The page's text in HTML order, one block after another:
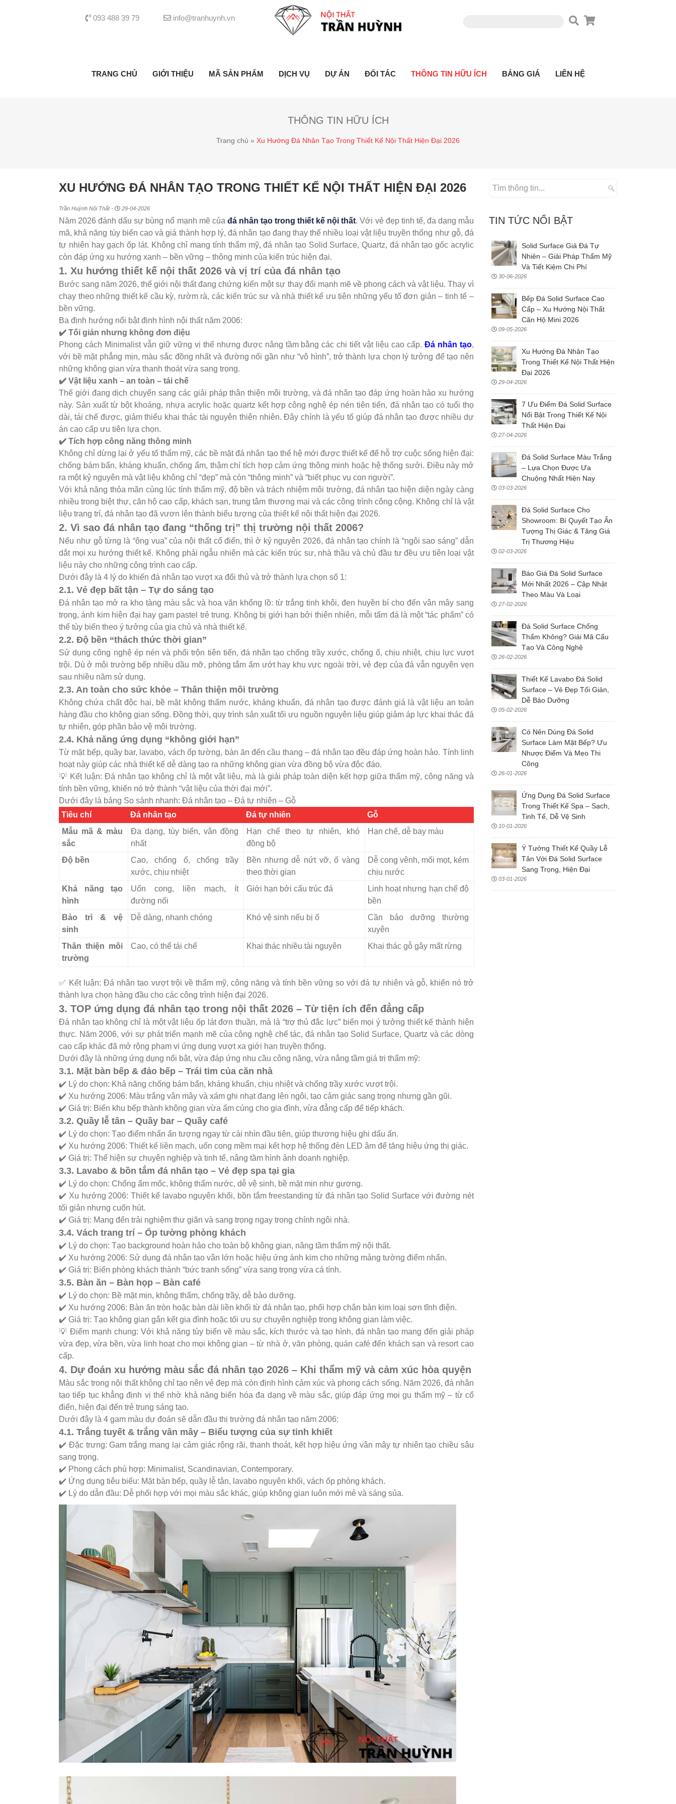
093 488 39 79 info@tranhuynh.vn
TRANG CHỦ GIỚI THIỆU MÃ SẢN PHẨM DỊCH VỤ DỰ ÁN ĐỐI TÁC THÔNG TIN HỮU ÍCH BẢNG GIÁ LIÊN HỆ
THÔNG TIN HỮU ÍCH
Trang chủ » Xu Hướng Đá Nhân Tạo Trong Thiết Kế Nội Thất Hiện Đại 2026
XU HƯỚNG ĐÁ NHÂN TẠO TRONG THIẾT KẾ NỘI THẤT HIỆN ĐẠI 2026
Trần Huỳnh Nội Thất - 29-04-2026
Năm 2026 đánh dấu sự bùng nổ mạnh mẽ của đá nhân tạo trong thiết kế nội thất. Với vẻ đẹp tinh tế, đa dạng mẫu
mã, khả năng tùy biến cao và giá thành hợp lý, đá nhân tạo đang thay thế nhiều loại vật liệu truyền thống như gỗ, đá
tự nhiên hay gạch ốp lát. Không chỉ mang tính thẩm mỹ, đá nhân tạo Solid Surface, Quartz, đá nhân tạo gốc acrylic
còn đáp ứng xu hướng xanh – bền vững – thông minh của kiến trúc hiện đại.
1. Xu hướng thiết kế nội thất 2026 và vị trí của đá nhân tạo
Bước sang năm 2026, thế giới nội thất đang chứng kiến một sự thay đổi mạnh mẽ về phong cách và vật liệu. Thay vì
chạy theo những thiết kế cầu kỳ, rườm rà, các kiến trúc sư và nhà thiết kế ưu tiên những yếu tố đơn giản – tinh tế –
bền vững.
Ba định hướng nổi bật định hình nội thất năm 2006:
✔️ Tối giản nhưng không đơn điệu
Phong cách Minimalist vẫn giữ vững vị thế nhưng được nâng tầm bằng các chi tiết vật liệu cao cấp.Đá nhân tạo,
với bề mặt phẳng mịn, màu sắc đồng nhất và đường nối gần như “vô hình”, trở thành lựa chọn lý tưởng để tạo nên
những không gian vừa thanh thoát vừa sang trọng.
✔️ Vật liệu xanh – an toàn – tái chế
Thế giới đang dịch chuyển sang các giải pháp thân thiện môi trường, và đá nhân tạo đáp ứng hoàn hảo xu hướng
này. Sản xuất từ bột khoáng, nhựa acrylic hoặc quartz kết hợp công nghệ ép nén tiên tiến, đá nhân tạo có tuổi thọ
dài, tái chế được, giảm thiểu khai thác tài nguyên thiên nhiên. Đây chính là yếu tố giúp đá nhân tạo được nhiều dự
án cao cấp ưu tiên lựa chọn.
✔️ Tích hợp công năng thông minh
Không chỉ dừng lại ở yếu tố thẩm mỹ, các bề mặt đá nhân tạo thế hệ mới được thiết kế để hỗ trợ cuộc sống hiện đại:
chống bám bẩn, kháng khuẩn, chống ẩm, thậm chí tích hợp cảm ứng thông minh hoặc hệ thống sưởi. Điều này mở
ra một kỷ nguyên mà vật liệu không chỉ “đẹp” mà còn “thông minh” và “biết phục vụ con người”.
Với khả năng thỏa mãn cùng lúc tính thẩm mỹ, độ bền và trách nhiệm môi trường, đá nhân tạo hiện diện ngày càng
nhiều trong biệt thự, căn hộ cao cấp, khách sạn, trung tâm thương mại và các công trình công cộng. Không chỉ là vật
liệu trang trí, đá nhân tạo đã vươn lên thành biểu tượng của thiết kế nội thất hiện đại 2026.
2. Vì sao đá nhân tạo đang “thống trị” thị trường nội thất 2006?
Nếu như gỗ từng là “ông vua” của nội thất cổ điển, thì ở kỷ nguyên 2026, đá nhân tạo chính là “ngôi sao sáng” dẫn
dắt mọi xu hướng thiết kế. Không phải ngẫu nhiên mà các kiến trúc sư, nhà thầu và chủ đầu tư đều ưu tiên loại vật
liệu này cho những công trình cao cấp.
Dưới đây là 4 lý do khiến đá nhân tạo vượt xa đối thủ và trở thành lựa chọn số 1:
2.1. Vẻ đẹp bất tận – Tự do sáng tạo
Đá nhân tạo mở ra kho tàng màu sắc và hoa văn khổng lồ: từ trắng tinh khôi, đen huyền bí cho đến vân mây sang
trọng, ánh kim hiện đại hay gam pastel trẻ trung. Không bị giới hạn bởi thiên nhiên, mỗi tấm đá là một “tác phẩm” có
thể tùy biến theo ý tưởng của gia chủ và nhà thiết kế.
2.2. Độ bền “thách thức thời gian”
Sử dụng công nghệ ép nén và phối trộn tiên tiến, đá nhân tạo chống trầy xước, chống ố, chịu nhiệt, chịu lực vượt
trội. Dù ở môi trường bếp nhiều dầu mỡ, phòng tắm ẩm ướt hay khu vực ngoài trời, vẻ đẹp của đá vẫn nguyên vẹn
sau nhiều năm sử dụng.
2.3. An toàn cho sức khỏe – Thân thiện môi trường
Không chứa chất độc hại, bề mặt không thấm nước, kháng khuẩn, đá nhân tạo được đánh giá là vật liệu an toàn
hàng đầu cho không gian sống. Đồng thời, quy trình sản xuất tối ưu nguồn nguyên liệu giúp giảm áp lực khai thác đá
tự nhiên, góp phần bảo vệ môi trường.
2.4. Khả năng ứng dụng “không giới hạn”
Từ mặt bếp, quầy bar, lavabo, vách ốp tường, bàn ăn đến cầu thang – đá nhân tạo đều đáp ứng hoàn hảo. Tính linh
hoạt này giúp các nhà thiết kế dễ dàng tạo ra những không gian vừa đồng bộ vừa độc đáo.
💡 Kết luận: Đá nhân tạo không chỉ là một vật liệu, mà là giải pháp toàn diện kết hợp giữa thẩm mỹ, công năng và
tính bền vững, khiến nó trở thành “vật liệu của thời đại mới”.
Dưới đây là bảng So sánh nhanh: Đá nhân tạo – Đá tự nhiên – Gỗ
Tiêu chí
Đá nhân tạo Đá tự nhiên
Gỗ
Mẫu mã & màu
sắc
Đa dạng, tùy biến, vân đồng
nhất
Hạn chế theo tự nhiên, khó
đồng bộ
Hạn chế, dễ bay màu
Độ bền
Cao, chống ố, chống trầy
xước, chịu nhiệt
Bền nhưng dễ nứt vỡ, ố vàng
theo thời gian
Dễ cong vênh, mối mọt, kém
chịu nước
Khả năng tạo
hình
Uốn cong, liền mạch, ít
đường nối
Giới hạn bởi cấu trúc đá
Linh hoạt nhưng hạn chế độ
bền
Bảo trì & vệ
sinh
Dễ dàng, nhanh chóng Khó vệ sinh nếu bị ố
Cần bảo dưỡng thường
xuyên
Thân thiện môi
trường
Cao, có thể tái chế Khai thác nhiều tài nguyên Khai thác gỗ gây mất rừng
✅ Kết luận: Đá nhân tạo vượt trội về thẩm mỹ, công năng và tính bền vững so với đá tự nhiên và gỗ, khiến nó trở
thành lựa chọn hàng đầu cho các công trình hiện đại 2026.
3. TOP ứng dụng đá nhân tạo trong nội thất 2026 – Từ tiện ích đến đẳng cấp
Đá nhân tạo không chỉ là một vật liệu ốp lát đơn thuần, mà là “trợ thủ đắc lực” biến mọi ý tưởng thiết kế thành hiện
thực. Năm 2006, với sự phát triển mạnh mẽ của công nghệ chế tác, đá nhân tạo Solid Surface, Quartz và các dòng
cao cấp khác đã mở rộng phạm vi ứng dụng vượt xa giới hạn truyền thống.
Dưới đây là những ứng dụng nổi bật, vừa đáp ứng nhu cầu công năng, vừa nâng tầm giá trị thẩm mỹ:
3.1. Mặt bàn bếp & đảo bếp – Trái tim của căn nhà
✔️ Lý do chọn: Khả năng chống bám bẩn, kháng khuẩn, chịu nhiệt và chống trầy xước vượt trội.
✔️ Xu hướng 2006: Màu trắng vân mây và xám ghi nhạt đang lên ngôi, tạo cảm giác sang trọng nhưng gần gũi.
✔️ Giá trị: Biến khu bếp thành không gian vừa ấm cúng cho gia đình, vừa đẳng cấp để tiếp khách.
3.2. Quầy lễ tân – Quầy bar – Quầy café
✔️ Lý do chọn: Tạo điểm nhấn ấn tượng ngay từ cái nhìn đầu tiên, giúp thương hiệu ghi dấu ấn.
✔️ Xu hướng 2006: Thiết kế liền mạch, uốn cong mềm mại kết hợp hệ thống đèn LED âm để tăng hiệu ứng thị giác.
✔️ Giá trị: Thể hiện sự chuyên nghiệp và tinh tế, nâng tầm hình ảnh doanh nghiệp.
3.3. Lavabo & bồn tắm đá nhân tạo – Vẻ đẹp spa tại gia
✔️ Lý do chọn: Chống ẩm mốc, không thấm nước, dễ vệ sinh, bề mặt mịn như gương.
✔️ Xu hướng 2006: Thiết kế lavabo nguyên khối, bồn tắm freestanding từ đá nhân tạo Solid Surface với đường nét
tối giản nhưng cuốn hút.
✔️ Giá trị: Mang đến trải nghiệm thư giãn và sang trọng ngay trong chính ngôi nhà.
3.4. Vách trang trí – Ốp tường phòng khách
✔️ Lý do chọn: Tạo background hoàn hảo cho toàn bộ không gian, nâng tầm thẩm mỹ nội thất.
✔️ Xu hướng 2006: Sử dụng đá nhân tạo vân lớn hoặc hiệu ứng ánh kim cho những mảng tường điểm nhấn.
✔️ Giá trị: Biến phòng khách thành “bức tranh sống” vừa sang trọng vừa cá tính.
3.5. Bàn ăn – Bàn họp – Bàn café
✔️ Lý do chọn: Bề mặt mịn, không thấm, chống trầy, dễ bảo dưỡng.
✔️ Xu hướng 2006: Bàn ăn tròn hoặc bàn dài liền khối từ đá nhân tạo, phối hợp chân bàn kim loại sơn tĩnh điện.
✔️ Giá trị: Tạo không gian gắn kết gia đình hoặc tối ưu sự chuyên nghiệp trong không gian làm việc.
💡 Điểm mạnh chung: Với khả năng tùy biến về màu sắc, kích thước và tạo hình, đá nhân tạo mang đến giải pháp
vừa đẹp, vừa bền, vừa linh hoạt cho mọi không gian – từ nhà ở, văn phòng, quán café đến khách sạn và resort cao
cấp.
4. Dự đoán xu hướng màu sắc đá nhân tạo 2026 – Khi thẩm mỹ và cảm xúc hòa quyện
Màu sắc trong nội thất không chỉ tạo nên vẻ đẹp mà còn định hình cảm xúc và phong cách sống. Năm 2026, đá nhân
tạo tiếp tục khẳng định vị thế nhờ khả năng biến hóa đa dạng về màu sắc, giúp đáp ứng mọi gu thẩm mỹ – từ cổ
điển, hiện đại đến trẻ trung sáng tạo.
Dưới đây là 4 gam màu dự đoán sẽ dẫn đầu thị trường đá nhân tạo năm 2006:
4.1. Trắng tuyết & trắng vân mây – Biểu tượng của sự tinh khiết
✔️ Đặc trưng: Gam trắng mang lại cảm giác rộng rãi, thanh thoát, kết hợp hiệu ứng vân mây tự nhiên tạo chiều sâu
sang trọng.
✔️ Phong cách phù hợp: Minimalist, Scandinavian, Contemporary.
✔️ Ứng dụng tiêu biểu: Mặt bàn bếp, quầy lễ tân, lavabo nguyên khối, vách ốp phòng khách.
✔️ Lý do dẫn đầu: Dễ phối hợp với mọi màu sắc khác, giúp không gian luôn mới mẻ và sáng sủa.
TIN TỨC NỔI BẬT
Solid Surface Giả Đá Tự
Nhiên – Giải Pháp Thẩm Mỹ
Và Tiết Kiệm Chi Phí
30-06-2026
Bếp Đá Solid Surface Cao
Cấp – Xu Hướng Nội Thất
Căn Hộ Mini 2026
09-05-2026
Xu Hướng Đá Nhân Tạo
Trong Thiết Kế Nội Thất Hiện
Đại 2026
29-04-2026
7 Ưu Điểm Đá Solid Surface
Nổi Bật Trong Thiết Kế Nội
Thất Hiện Đại
27-04-2026
Đá Solid Surface Màu Trắng
– Lựa Chọn Được Ưa
Chuộng Nhất Hiện Nay
03-03-2026
Đá Solid Surface Cho
Showroom: Bí Quyết Tạo Ấn
Tượng Thị Giác & Tăng Giá
Trị Thương Hiệu
02-03-2026
Báo Giá Đá Solid Surface
Mới Nhất 2026 – Cập Nhật
Theo Màu Và Loại
27-02-2026
Đá Solid Surface Chống
Thấm Không? Giải Mã Cấu
Tạo Và Công Nghệ
26-02-2026
Thiết Kế Lavabo Đá Solid
Surface – Vẻ Đẹp Tối Giản,
Dễ Bảo Dưỡng
05-02-2026
Có Nên Dùng Đá Solid
Surface Làm Mặt Bếp? Ưu
Nhược Điểm Và Mẹo Thi
Công
26-01-2026
Ứng Dụng Đá Solid Surface
Trong Thiết Kế Spa – Sạch,
Tinh Tế, Dễ Vệ Sinh
10-01-2026
Ý Tưởng Thiết Kế Quầy Lễ
Tân Với Đá Solid Surface
Sang Trọng, Hiện Đại
03-01-2026